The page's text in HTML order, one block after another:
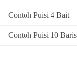
Contoh Puisi 4 Bait
Contoh Puisi 10 Baris